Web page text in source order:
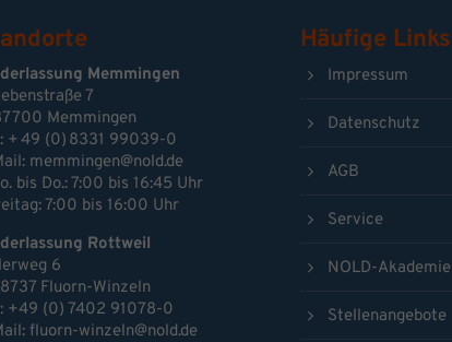
Memmingen
7
Memmingen
+ 49 (0) 8331 99039-0
memmingen@nold.de
bis Do.: 7:00 bis 16:45 Uhr
7:00 bis 16:00 Uhr
Rottweil
6
Fluorn-Winzeln
+49 (0) 7402 91078-0
fluorn-winzeln@nold.de
Häufige Links
Impressum
Datenschutz
AGB
Service
NOLD-Akademie
Stellenangebote